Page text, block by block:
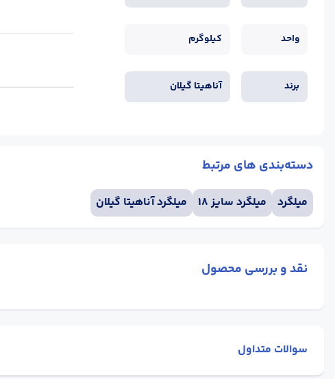
واحد کیلوگرم
برند آناهیتا گیلان
دسته‌بندی های مرتبط
میلگرد میلگرد سایز 18 میلگرد آناهیتا گیلان
نقد و بررسی محصول
سوالات متداول